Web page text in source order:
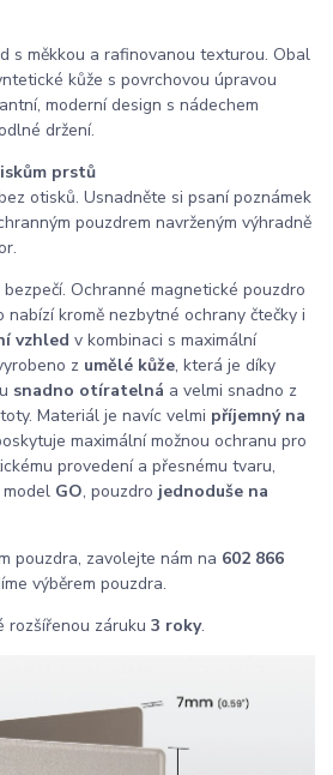
s měkkou a rafinovanou texturou. Obal
kůže s povrchovou úpravou
moderní design s nádechem
držení.
prstů
otisků. Usnadněte si psaní poznámek
pouzdrem navrženým výhradně
Ochranné magnetické pouzdro
nabízí kromě nezbytné ochrany čtečky i
vzhled v kombinaci s maximální
z umělé kůže, která je díky
snadno otíratelná a velmi snadno z
Materiál je navíc velmi příjemný na
maximální možnou ochranu pro
provedení a přesnému tvaru,
GO, pouzdro jednoduše na
pouzdra, zavolejte nám na 602 866
výběrem pouzdra.
rozšířenou záruku 3 roky.